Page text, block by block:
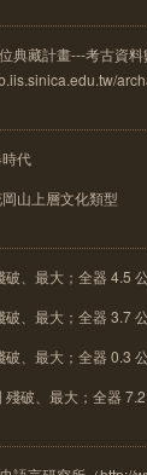
典藏計畫---考古資
代
山上層文化類型
破、最大；全器 4.5
破、最大；全器 3.7
破、最大；全器 0.3
殘破、最大；全器